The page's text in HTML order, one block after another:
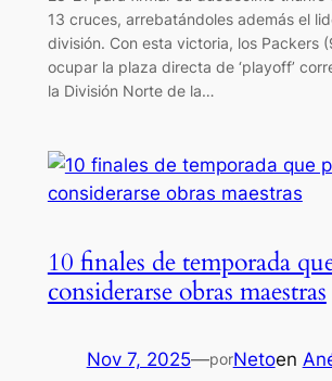
13 cruces, arrebatándoles además el
división. Con esta victoria, los Packers
ocupar la plaza directa de ‘playoff’
la División Norte de la…
10 finales de temporada
considerarse obras maestras
Nov 7, 2025—porNetoen